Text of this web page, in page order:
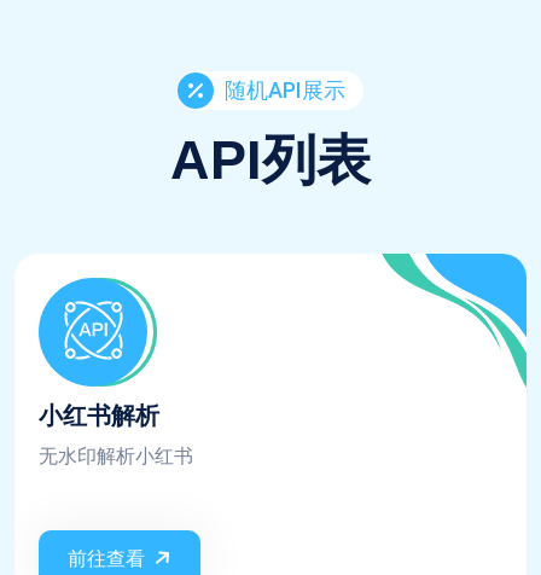
随机API展示
API列表
小红书解析
无水印解析小红书
前往查看